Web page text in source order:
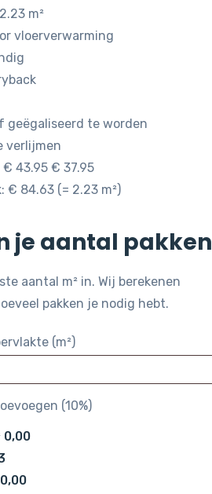
m²
vloerverwarming
geëgaliseerd te worden
verlijmen
€ 43.95 € 37.95
€ 84.63 (= 2.23 m²)
je aantal pakken
aantal m² in. Wij berekenen
pakken je nodig hebt.
(m²)
(10%)
0,00
0,00